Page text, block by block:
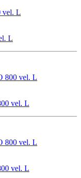
L
vel. L
vel. L